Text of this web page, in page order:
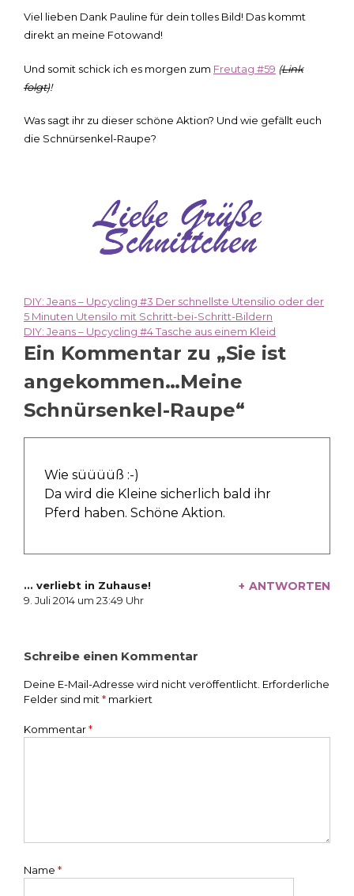
Viel lieben Dank Pauline für dein tolles Bild! Das kommt
direkt an meine Fotowand!
Und somit schick ich es morgen zum Freutag #59 (Link
folgt)!
Was sagt ihr zu dieser schöne Aktion? Und wie gefällt euch
die Schnürsenkel-Raupe?
Beitragsnavigation
DIY: Jeans – Upcycling #3 Der schnellste Utensilio oder der
5 Minuten Utensilo mit Schritt-bei-Schritt-Bildern
DIY: Jeans – Upcycling #4 Tasche aus einem Kleid
Ein Kommentar zu „Sie ist
angekommen…Meine
Schnürsenkel-Raupe“
Wie süüüüß :-)
Da wird die Kleine sicherlich bald ihr
Pferd haben. Schöne Aktion.
ANTWORTEN
... verliebt in Zuhause!
schreibt:
9. Juli 2014 um 23:49 Uhr
Schreibe einen Kommentar
Deine E-Mail-Adresse wird nicht veröffentlicht. Erforderliche
Felder sind mit * markiert
Kommentar*
Name *